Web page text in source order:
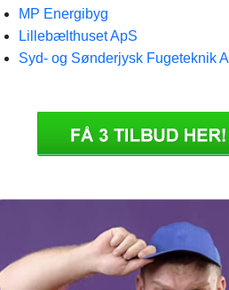
MP Energibyg
Lillebælthuset ApS
Syd- og Sønderjysk Fugeteknik